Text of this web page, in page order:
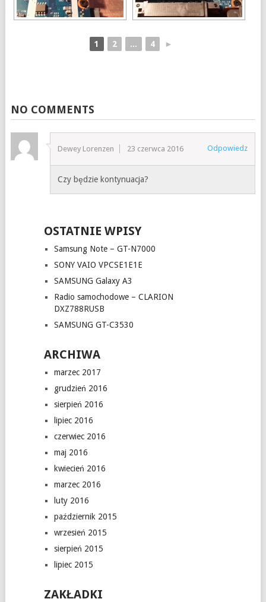
1 2 ... 4 ►
NO COMMENTS
Dewey Lorenzen 23 czerwca 2016 Odpowiedz
Czy będzie kontynuacja?
OSTATNIE WPISY
Samsung Note – GT-N7000
SONY VAIO VPCSE1E1E
SAMSUNG Galaxy A3
Radio samochodowe – CLARION
DXZ788RUSB
SAMSUNG GT-C3530
ARCHIWA
marzec 2017
grudzień 2016
sierpień 2016
lipiec 2016
czerwiec 2016
maj 2016
kwiecień 2016
marzec 2016
luty 2016
październik 2015
wrzesień 2015
sierpień 2015
lipiec 2015
ZAKŁADKI